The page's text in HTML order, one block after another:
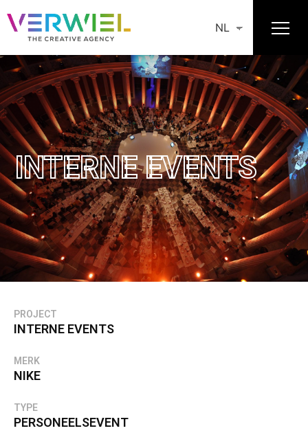
NL
INTERNE EVENTS
PROJECT
INTERNE EVENTS
MERK
NIKE
TYPE
PERSONEELSEVENT